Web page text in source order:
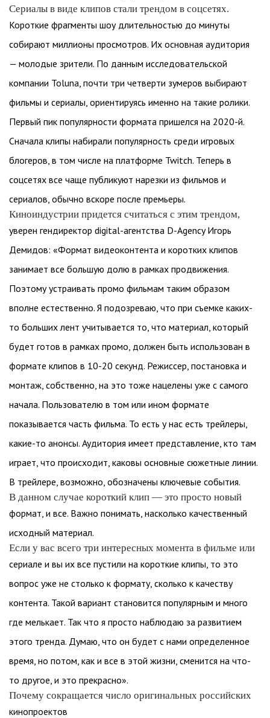
Сериалы в виде клипов стали трендом в соцсетях.
Короткие фрагменты шоу длительностью до минуты
собирают миллионы просмотров. Их основная аудитория
— молодые зрители. По данным исследовательской
компании Toluna, почти три четверти зумеров выбирают
фильмы и сериалы, ориентируясь именно на такие ролики.
Первый пик популярности формата пришелся на 2020-й.
Сначала клипы набирали популярность среди игровых
блогеров, в том числе на платформе Twitch. Теперь в
соцсетях все чаще публикуют нарезки из фильмов и
сериалов, обычно вскоре после премьеры.
Киноиндустрии придется считаться с этим трендом,
уверен гендиректор digital-агентства D-Agency Игорь
Демидов: «Формат видеоконтента и коротких клипов
занимает все большую долю в рамках продвижения.
Поэтому устраивать промо фильмам таким образом
вполне естественно. Я подозреваю, что при съемке каких-
то больших лент учитывается то, что материал, который
будет готов в рамках промо, должен быть использован в
формате клипов в 10-20 секунд. Режиссер, постановка и
монтаж, собственно, на это тоже нацелены уже с самого
начала. Пользователю в том или ином формате
показывается часть фильма. То есть у нас есть трейлеры,
какие-то анонсы. Аудитория имеет представление, кто там
играет, что происходит, каковы основные сюжетные линии.
В трейлере, возможно, обозначены ключевые события.
В данном случае короткий клип — это просто новый
формат, и все. Важно понимать, насколько качественный
исходный материал.
Если у вас всего три интересных момента в фильме или
сериале и вы их все пустили на короткие клипы, то это
вопрос уже не столько к формату, сколько к качеству
контента. Такой вариант становится популярным и много
где мелькает. Так что я просто наблюдаю за развитием
этого тренда. Думаю, что он будет с нами определенное
время, но потом, как и все в этой жизни, сменится на что-
то другое, и это прекрасно».
Почему сокращается число оригинальных российских
кинопроектов